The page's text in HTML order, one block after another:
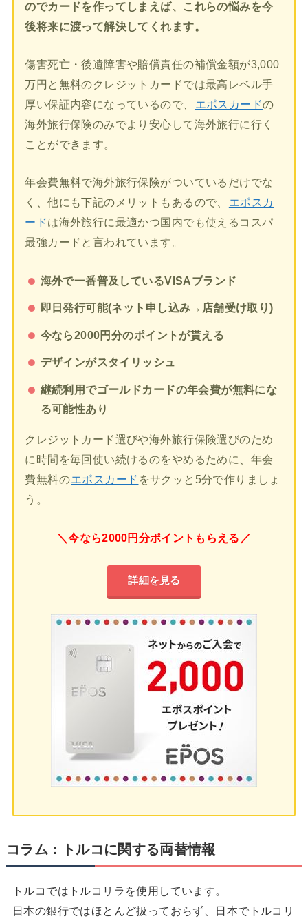
のでカードを作ってしまえば、これらの悩みを今
後将来に渡って解決してくれます。
傷害死亡・後遺障害や賠償責任の補償金額が3,000
万円と無料のクレジットカードでは最高レベル手
厚い保証内容になっているので、
エポスカードの
海外旅行保険のみでより安心して海外旅行に行く
ことができます。
年会費無料で海外旅行保険がついているだけでな
く、他にも下記のメリットもあるので、
エポスカ
ードは海外旅行に最適かつ国内でも使えるコスパ
最強カードと言われています。
海外で一番普及しているVISAブランド
即日発行可能(ネット申し込み→店舗受け取り)
今なら2000円分のポイントが貰える
デザインがスタイリッシュ
継続利用でゴールドカードの年会費が無料にな
る可能性あり
クレジットカード選びや海外旅行保険選びのため
に時間を毎回使い続けるのをやめるために、年会
費無料のエポスカード をサクッと5分で作りましょ
う。
＼今なら2000円分ポイントもらえる／
詳細を見る
コラム：トルコに関する両替情報
トルコではトルコリラを使用しています。
日本の銀行ではほとんど扱っておらず、日本でトルコリ